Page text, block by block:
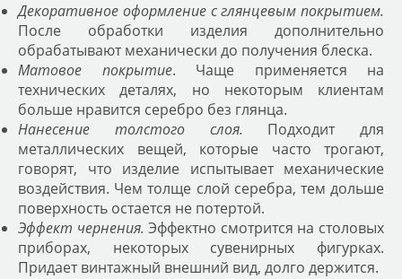
Декоративное оформление с глянцевым покрытием.
После обработки изделия дополнительно
обрабатывают механически до получения блеска.
Матовое покрытие. Чаще применяется на
технических деталях, но некоторым клиентам
больше нравится серебро без глянца.
Нанесение толстого слоя. Подходит для
металлических вещей, которые часто трогают,
говорят, что изделие испытывает механические
воздействия. Чем толще слой серебра, тем дольше
поверхность остается не потертой.
Эффект чернения. Эффектно смотрится на столовых
приборах, некоторых сувенирных фигурках.
Придает винтажный внешний вид, долго держится.